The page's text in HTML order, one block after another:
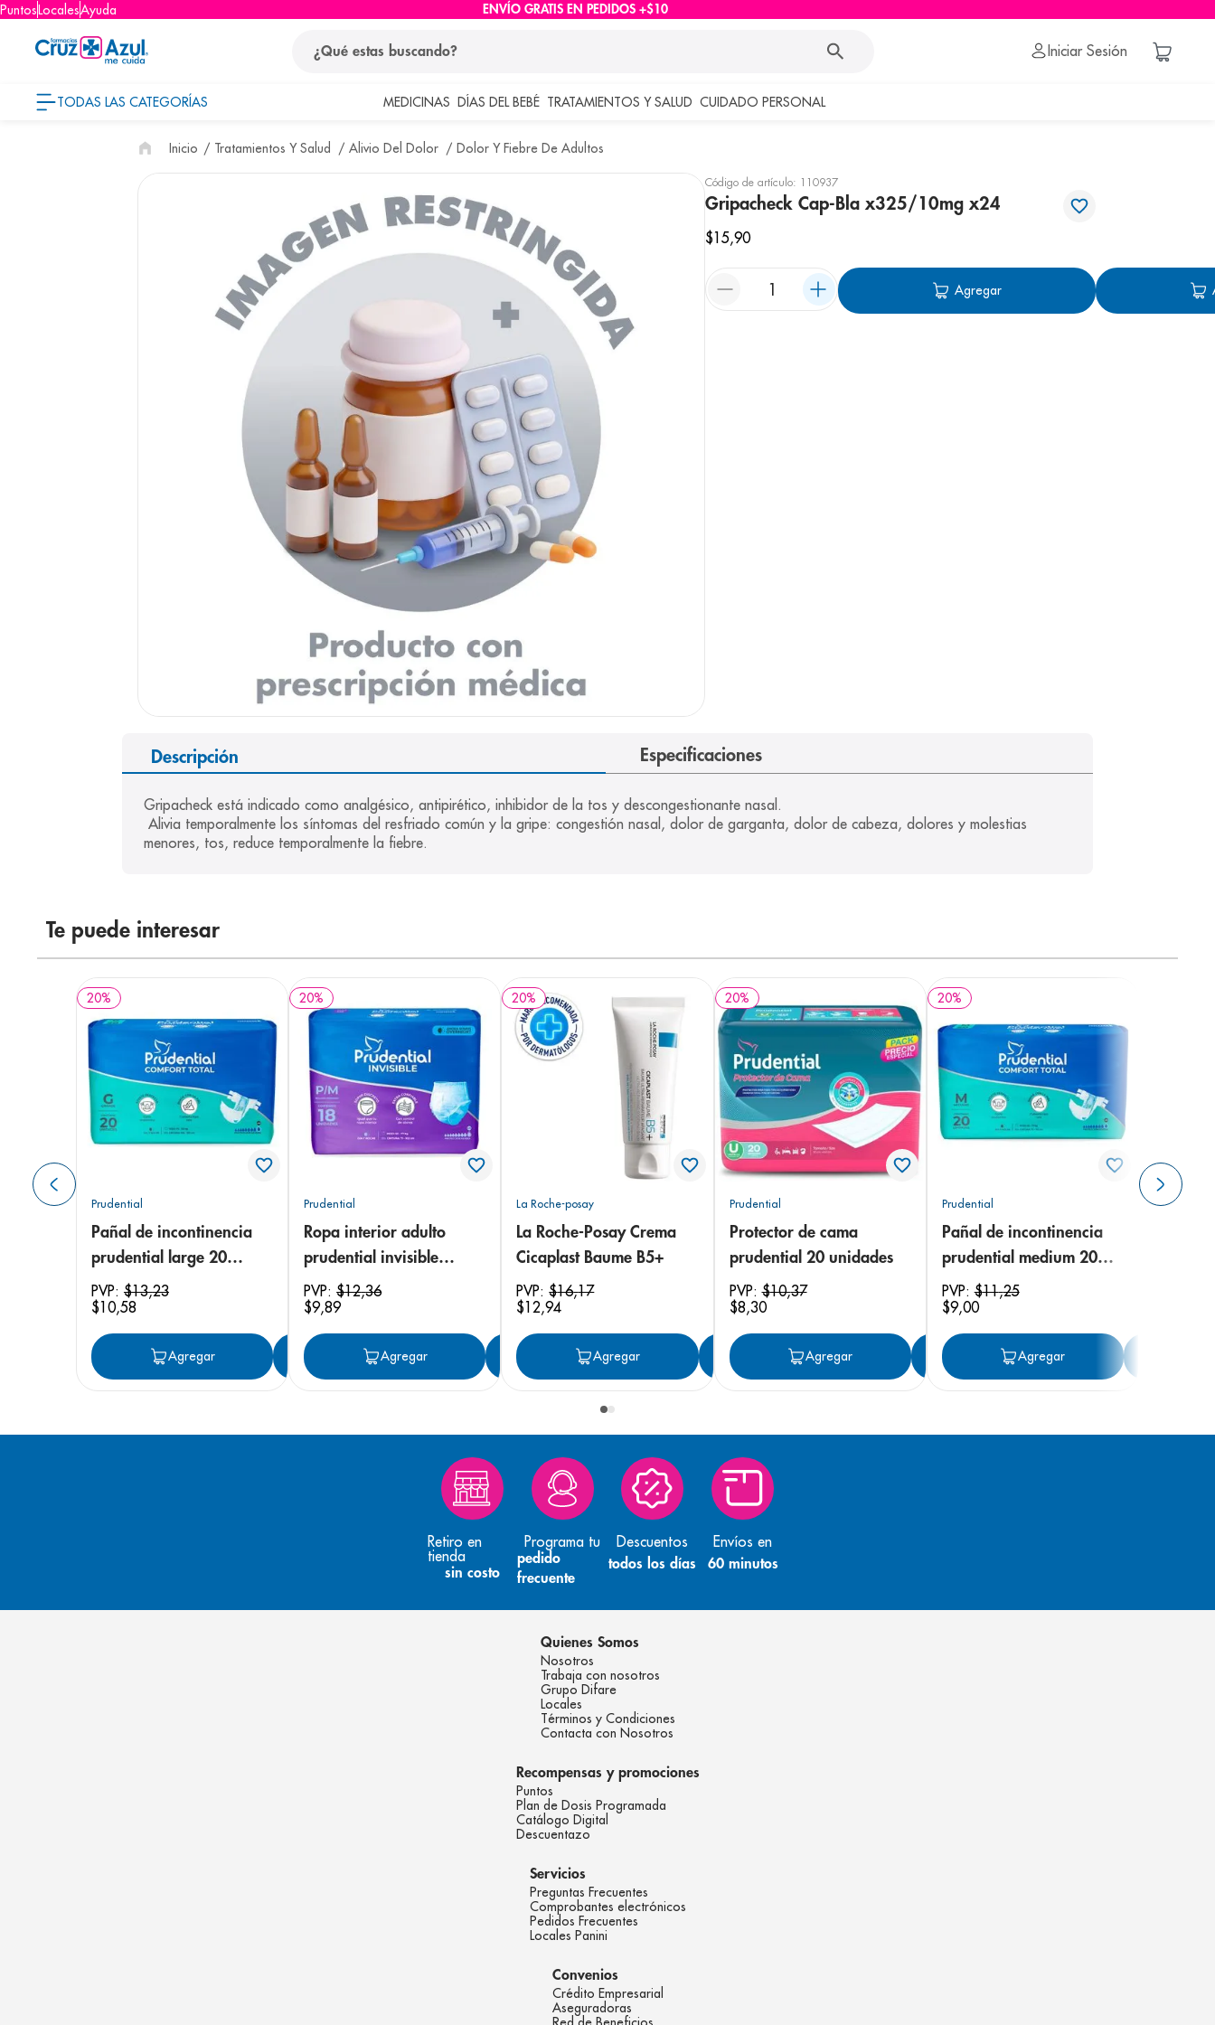
PuntosLocalesAyuda ENVÍO GRATIS EN PEDIDOS +$10
Iniciar Sesión
TODAS LAS CATEGORÍAS MEDICINAS DÍAS DEL BEBÉ TRATAMIENTOS Y SALUD CUIDADO PERSONAL
Tratamientos Y Salud Alivio Del Dolor Dolor Y Fiebre De Adultos
Código de artículo: 110937
Gripacheck Cap-Bla x325/10mg x24
$15,90
Agregar
Descripción Especificaciones
Gripacheck está indicado como analgésico, antipirético, inhibidor de la tos y descongestionante nasal.
menores, tos, reduce temporalmente la fiebre.
Te puede interesar
20%
Prudential
Pañal de incontinencia
prudential large 20
unidades
PVP: $13,23
$10,58
Agregar Agregar
20%
Prudential
Ropa interior adulto
prudential invisible
small/medium 18
unidades
PVP:$12,36
$9,89
Agregar Agregar
20%
La Roche-posay
La Roche-Posay Crema
Cicaplast Baume B5+
PVP:$16,17
$12,94
Agregar Agregar
20%
Prudential
Protector de cama
prudential 20 unidades
PVP:$10,37
$8,30
Agregar Agregar
20%
Prudential
Pañal de incontinencia
prudential medium 20
unidades
PVP:$11,25
$9,00
Agregar
Retiro en
tienda
sin costo
Programa tu
pedido
frecuente
Descuentos
todos los días
Envíos en
60 minutos
Quienes Somos
Nosotros
Trabaja con nosotros
Grupo Difare
Locales
Términos y Condiciones
Contacta con Nosotros
Recompensas y promociones
Puntos
Plan de Dosis Programada
Catálogo Digital
Descuentazo
Servicios
Preguntas Frecuentes
Comprobantes electrónicos
Pedidos Frecuentes
Locales Panini
Convenios
Crédito Empresarial
Aseguradoras
términos más buscados
1 protector solar
3. eucerin
4
5
bioderma
shampoo
pediasure
panolini
prueba embarazo